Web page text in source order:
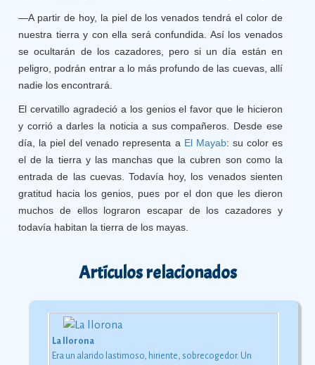
—A partir de hoy, la piel de los venados tendrá el color de
nuestra tierra y con ella será confundida. Así los venados
se ocultarán de los cazadores, pero si un día están en
peligro, podrán entrar a lo más profundo de las cuevas, allí
nadie los encontrará.
El cervatillo agradeció a los genios el favor que le hicieron
y corrió a darles la noticia a sus compañeros. Desde ese
día, la piel del venado representa a El Mayab: su color es
el de la tierra y las manchas que la cubren son como la
entrada de las cuevas. Todavía hoy, los venados sienten
gratitud hacia los genios, pues por el don que les dieron
muchos de ellos lograron escapar de los cazadores y
todavía habitan la tierra de los mayas.
Artículos relacionados
La llorona
Era un alarido lastimoso, hiriente, sobrecogedor. Un